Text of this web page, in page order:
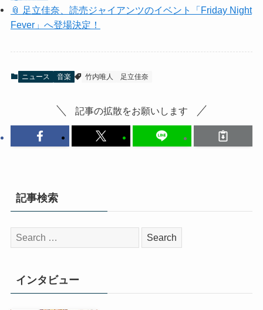
📎 足立佳奈、読売ジャイアンツのイベント「Friday Night
Fever」へ登場決定！
ニュース 音楽 竹内唯人 足立佳奈
記事の拡散をお願いします
記事検索
検
索:
インタビュー